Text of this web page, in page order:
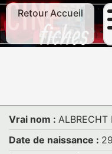
Retour Accueil
Vrai nom : ALBRECHT
Date de naissance :